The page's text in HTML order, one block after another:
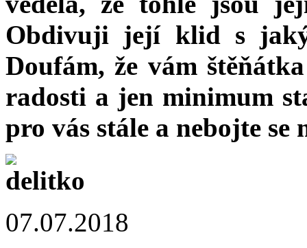
Obdivuji její klid s
Doufám, že vám
radosti a jen minimum
pro vás stále a nebojte se
07.07.2018